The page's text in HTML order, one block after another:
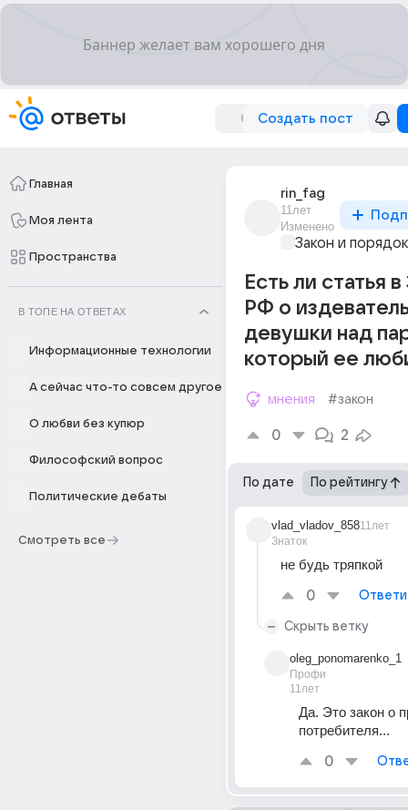
Создать пост
Главная
Моя лента
Пространства
В ТОПЕ НА ОТВЕТАХ
Информационные технологии
А сейчас что-то совсем другое
О любви без купюр
Философский вопрос
Политические дебаты
Смотреть все
rin_fag
11лет
Изменено
Закон и порядок
Есть ли статья
РФ о
девушки над
который ее
мнения #закон
0 2
По дате По рейтингу
vlad_vladov_858
Знаток
11лет
не будь тряпкой
0
Скрыть ветку
oleg_ponomarenko_1
Профи
11лет
Да. Это закон о
потребителя...
0